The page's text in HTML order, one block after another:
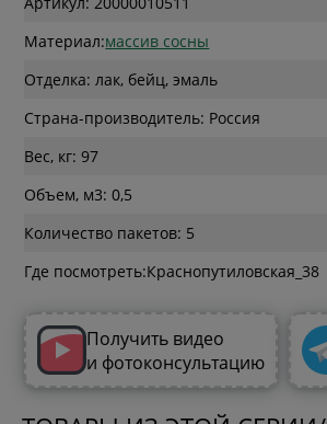
Материал:массив сосны
Отделка: лак, бейц, эмаль
Страна-производитель: Россия
Вес, кг: 97
Объем, м3: 0,5
Количество пакетов: 5
Где посмотреть:
Получить видео
и фотоконсультацию